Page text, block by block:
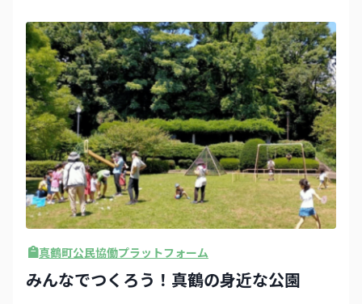
真鶴町公民協働プラットフォーム
みんなでつくろう！真鶴の身近な公園